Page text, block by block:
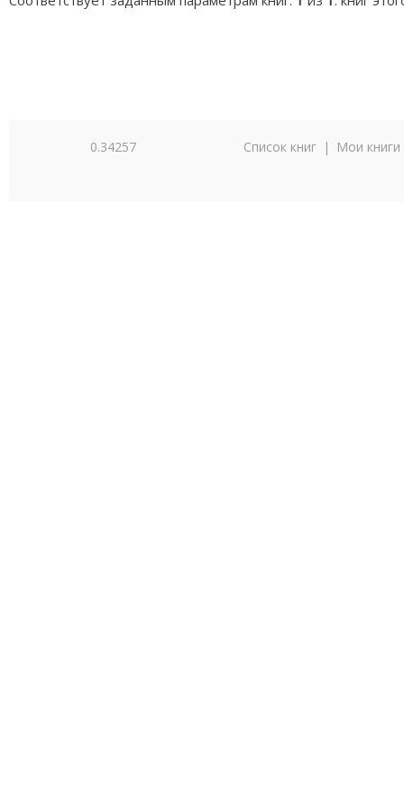
0.34257 Список книг | Мои книги